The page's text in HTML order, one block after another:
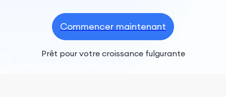
Commencer maintenant
Prêt pour votre croissance fulgurante